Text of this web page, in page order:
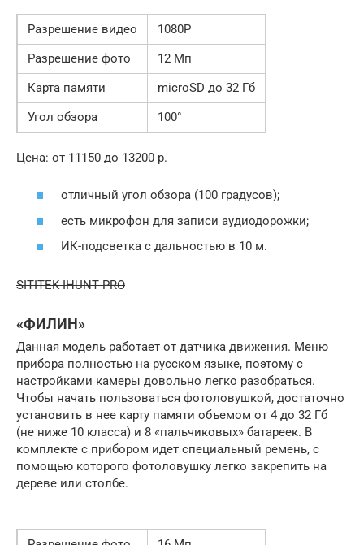
Разрешение видео
1080P
Разрешение фото
12 Мп
Карта памяти
microSD до 32 Гб
Угол обзора
100°
Цена: от 11150 до 13200 р.
отличный угол обзора (100 градусов);
есть микрофон для записи аудиодорожки;
ИК-подсветка с дальностью в 10 м.
SITITEK IHUNT PRO
«ФИЛИН»
Данная модель работает от датчика движения. Меню
прибора полностью на русском языке, поэтому с
настройками камеры довольно легко разобраться.
Чтобы начать пользоваться фотоловушкой, достаточно
установить в нее карту памяти объемом от 4 до 32 Гб
(не ниже 10 класса) и 8 «пальчиковых» батареек. В
комплекте с прибором идет специальный ремень, с
помощью которого фотоловушку легко закрепить на
дереве или столбе.